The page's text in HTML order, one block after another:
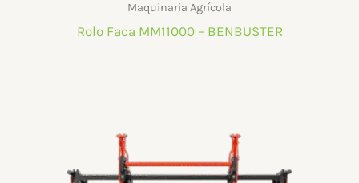
Maquinaria Agrícola
Rolo Faca MM11000 – BENBUSTER